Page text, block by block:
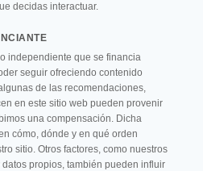
decidas interactuar.
independiente que se financia
seguir ofreciendo contenido
de las recomendaciones,
en este sitio web pueden provenir
una compensación. Dicha
cómo, dónde y en qué orden
sitio. Otros factores, como nuestros
propios, también pueden influir